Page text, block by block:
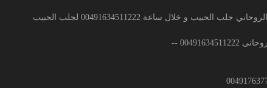
جلب الحبيب و خلال ساعة 00491634511222 لجلب الحبيب
--